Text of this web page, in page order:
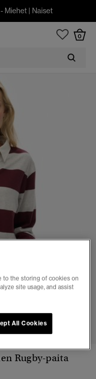
Miehet | Naiset
0
5
Rugby-paita
to the storing of cookies on
site usage, and assist
All Cookies